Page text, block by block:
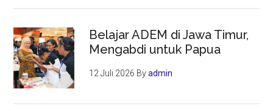
Belajar ADEM di Jawa Timur,
Mengabdi untuk Papua
12 Juli 2026 Byadmin